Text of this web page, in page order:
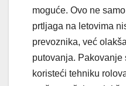
moguće. Ovo ne
prtljaga na letovima
prevoznika, već
putovanja. Pakovanje
koristeći tehniku